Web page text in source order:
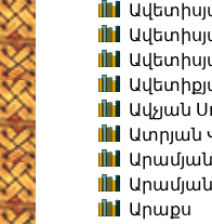
Ավչյան
Ատրյան
Արաքս